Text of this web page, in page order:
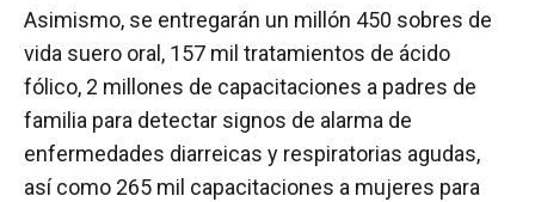
Asimismo, se entregarán un millón 450 sobres de
vida suero oral, 157 mil tratamientos de ácido
fólico, 2 millones de capacitaciones a padres de
familia para detectar signos de alarma de
enfermedades diarreicas y respiratorias agudas,
así como 265 mil capacitaciones a mujeres para